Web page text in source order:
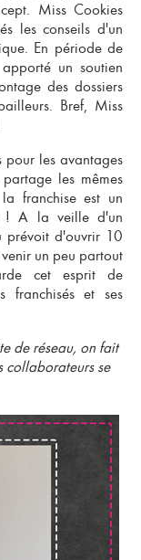
Miss Cookies
les conseils d'un
En période de
un soutien
des dossiers
Bref, Miss
les avantages
les mêmes
franchise est un
! A la veille d'un
prévoit d'ouvrir 10
un peu partout
cet esprit de
franchisés et ses
de réseau, on fait
collaborateurs se